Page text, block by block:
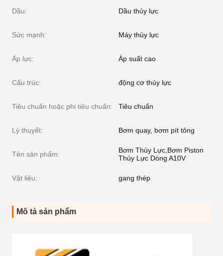
Dầu: Dầu thủy lực
Sức mạnh: Máy thủy lực
Áp lực: Áp suất cao
Cấu trúc: động cơ thủy lực
Tiêu chuẩn hoặc phi tiêu chuẩn: Tiêu chuẩn
Lý thuyết: Bơm quay, bơm pít tông
Tên sản phẩm:
Bơm Thủy Lực,Bơm Piston
Thủy Lực Dòng A10V
Vật liệu: gang thép
Mô tả sản phẩm